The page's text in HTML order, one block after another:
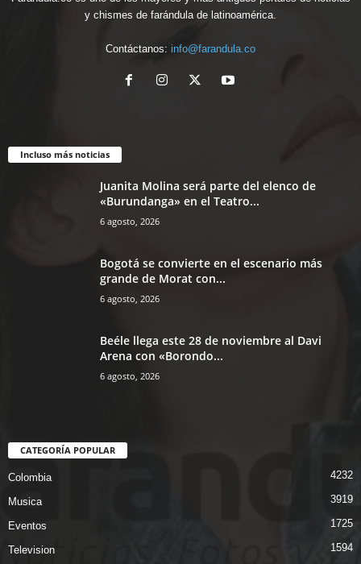
y chismes de farándula de latinoamérica.
Contáctanos: info@farandula.co
Incluso más noticias
Juanita Molina será parte del elenco de
«Burundanga» en el Teatro...
6 agosto, 2026
Bogotá se convierte en el escenario más
grande de Morat con...
6 agosto, 2026
Beéle llega este 28 de noviembre al Davi
Arena con «Borondo...
6 agosto, 2026
CATEGORÍA POPULAR
Colombia 4232
Musica 3919
Eventos 1725
Television 1594